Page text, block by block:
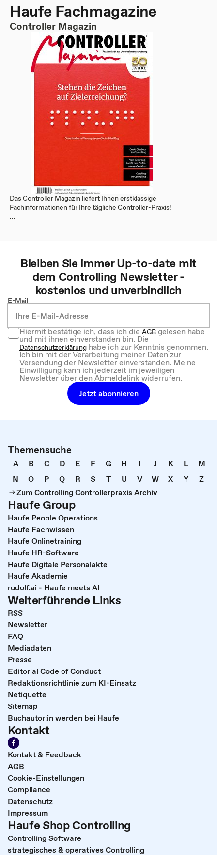
Haufe Fachmagazine
Controller Magazin
Das Controller Magazin liefert Ihnen erstklassige
Fachinformationen für Ihre tägliche Controller-Praxis!
...
Bleiben Sie immer Up-to-date mit
dem Controlling Newsletter -
kostenlos und unverbindlich
E-Mail
Hiermit bestätige ich, dass ich dieAGBgelesen habe
und mit ihnen einverstanden bin. Die
Datenschutzerklärung habe ich zur Kenntnis genommen.
Ich bin mit der Verarbeitung meiner Daten zur
Versendung der Newsletter einverstanden. Meine
Einwilligung kann ich jederzeit im jeweiligen
Newsletter über den Abmeldelink widerrufen.
Jetzt abonnieren
Themensuche
A B C D E F G H I J K L
M
N
O P Q R S T U V W X Y
Z
Zum Controlling Controllerpraxis Archiv
Haufe Group
Haufe People Operations
Haufe Fachwissen
Haufe Onlinetraining
Haufe HR-Software
Haufe Digitale Personalakte
Haufe Akademie
rudolf.ai - Haufe meets AI
Weiterführende Links
RSS
Newsletter
FAQ
Mediadaten
Presse
Editorial Code of Conduct
Redaktionsrichtlinie zum KI-Einsatz
Netiquette
Sitemap
Buchautor:in werden bei Haufe
Kontakt
Kontakt & Feedback
AGB
Cookie-Einstellungen
Compliance
Datenschutz
Impressum
Haufe Shop Controlling
Controlling Software
strategisches & operatives Controlling